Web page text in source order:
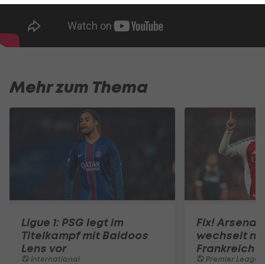
Mehr zum Thema
Ligue 1: PSG legt im
Titelkampf mit Baidoos
Lens vor
International
Fix!
wechselt
Frankreich
Premier League